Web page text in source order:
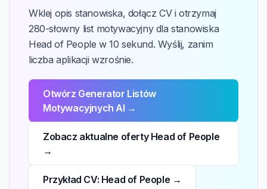
Wklej opis stanowiska, dołącz CV i otrzymaj
280-słowny list motywacyjny dla stanowiska
Head of People w 10 sekund. Wyślij, zanim
liczba aplikacji wzrośnie.
Otwórz Generator Listów
Motywacyjnych AI →
Zobacz aktualne oferty Head of People
→
Przykład CV: Head of People →